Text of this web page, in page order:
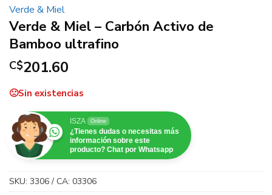
Verde & Miel
Verde & Miel – Carbón Activo de
Bamboo ultrafino
C$201.60
Sin existencias
ISZA Online
¿Tienes dudas o necesitas más
información sobre este
producto? Chat por Whatsapp
SKU: 3306 / CA: 03306